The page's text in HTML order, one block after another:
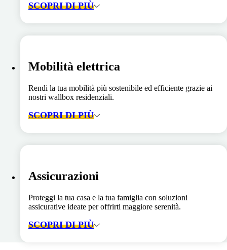
SCOPRI DI PIÙ
Mobilità elettrica
Rendi la tua mobilità più sostenibile ed efficiente grazie ai
nostri wallbox residenziali.
SCOPRI DI PIÙ
Assicurazioni
Proteggi la tua casa e la tua famiglia con soluzioni
assicurative ideate per offrirti maggiore serenità.
SCOPRI DI PIÙ